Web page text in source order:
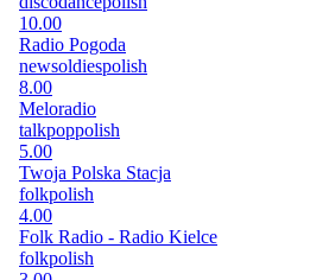
10.00
Radio Pogoda
newsoldiespolish
8.00
Meloradio
talkpoppolish
5.00
Twoja Polska Stacja
folkpolish
4.00
Folk Radio - Radio Kielce
folkpolish